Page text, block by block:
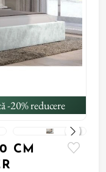
20% reducere
CM